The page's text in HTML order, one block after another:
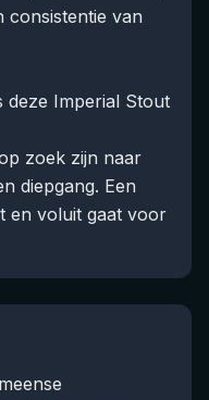
consistentie van
deze Imperial Stout
zoek zijn naar
diepgang. Een
en voluit gaat voor